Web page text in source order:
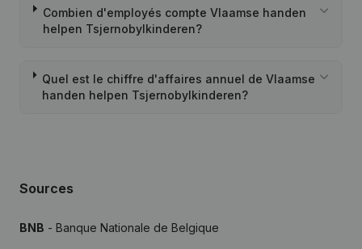
Combien d'employés compte Vlaamse handen
helpen Tsjernobylkinderen?
Quel est le chiffre d'affaires annuel de Vlaamse
handen helpen Tsjernobylkinderen?
Sources
BNB - Banque Nationale de Belgique